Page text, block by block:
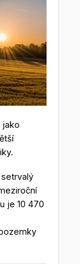
jako
je 10 470